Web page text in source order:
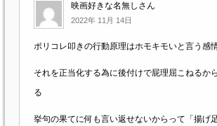
映画好きな名無しさん
2022年 11月 14日
ポリコレ叩きの行動原理はホモキモいと言う感
それを正当化する為に後付けで屁理屈こねるか
る
挙句の果てに何も言い返せないからって「揚げ